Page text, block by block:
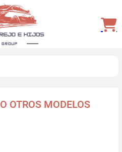
OTROS MODELOS